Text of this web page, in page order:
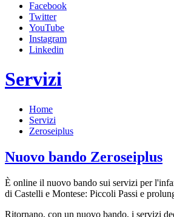
Facebook
Twitter
YouTube
Instagram
Linkedin
Servizi
Home
Servizi
Zeroseiplus
Nuovo bando Zeroseiplus
È online il nuovo bando sui servizi per
di Castelli e Montese: Piccoli Passi e
Ritornano, con un nuovo bando, i servizi